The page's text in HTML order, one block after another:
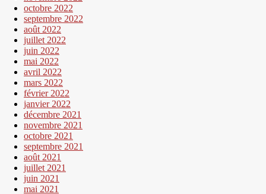
octobre 2022
septembre 2022
août 2022
juillet 2022
juin 2022
mai 2022
avril 2022
mars 2022
février 2022
janvier 2022
décembre 2021
novembre 2021
octobre 2021
septembre 2021
août 2021
juillet 2021
juin 2021
mai 2021